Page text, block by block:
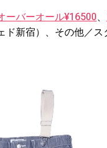
ーバーオール¥16500、
ド新宿）、その他／